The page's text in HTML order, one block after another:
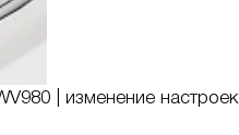
| изменение настроек